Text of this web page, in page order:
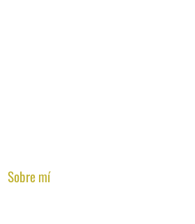
Sobre mí